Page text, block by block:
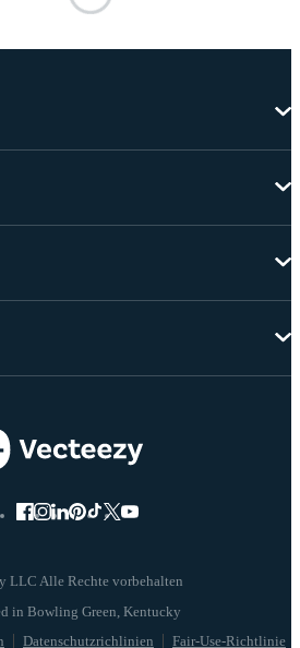
LLC Alle Rechte vorbehalten
Datenschutzrichlinien Fair-Use-Richtlinie